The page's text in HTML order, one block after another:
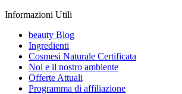
Informazioni Utili
beauty Blog
Ingredienti
Cosmesi Naturale Certificata
Noi e il nostro ambiente
Offerte Attuali
Programma di affiliazione